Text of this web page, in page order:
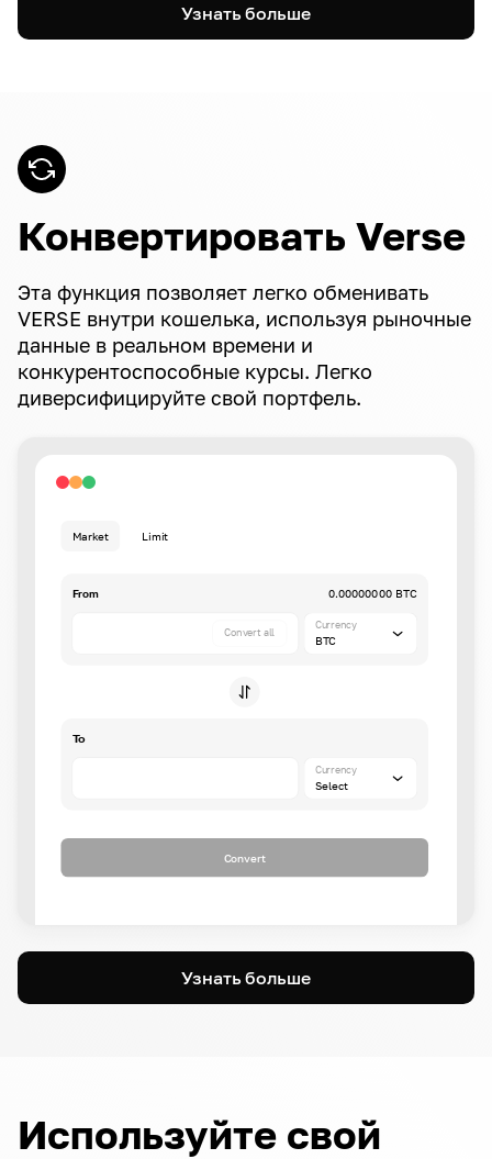
Узнать больше
Конвертировать Verse
Эта функция позволяет легко обменивать
VERSE внутри кошелька, используя рыночные
данные в реальном времени и
конкурентоспособные курсы. Легко
диверсифицируйте свой портфель.
Market Limit
From 0.00000000 BTC
Convert all
Currency
BTC
To
Currency
Select
Convert
Узнать больше
Используйте свой